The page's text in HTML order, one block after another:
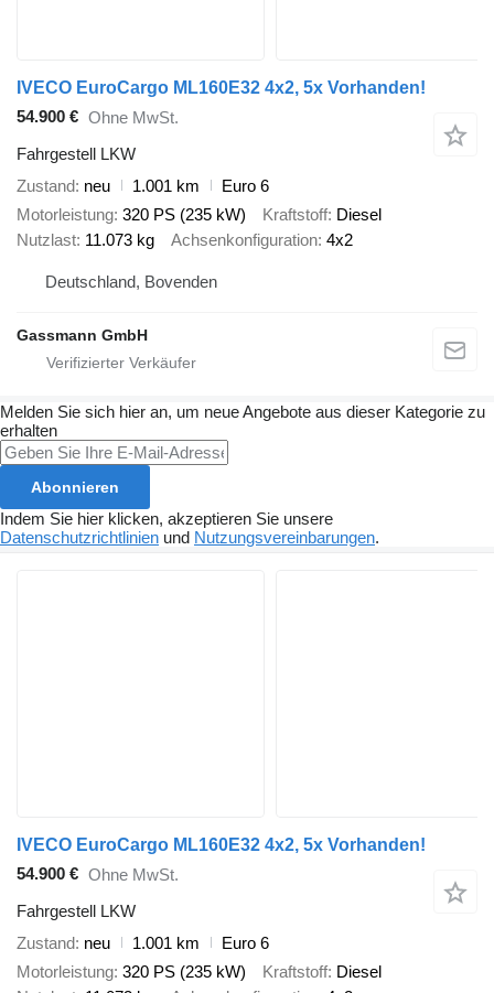
IVECO EuroCargo ML160E32 4x2, 5x Vorhanden!
54.900 € Ohne MwSt.
Fahrgestell LKW
Zustand neu 1.001 km
Euro 6
Motorleistung 320 PS (235 kW) Kraftstoff Diesel
Nutzlast 11.073 kg Achsenkonfiguration 4x2
Deutschland, Bovenden
Gassmann GmbH
Melden Sie sich hier an, um neue Angebote aus dieser Kategorie zu
erhalten
Abonnieren
Indem Sie hier klicken, akzeptieren Sie unsere
Datenschutzrichtlinien und Nutzungsvereinbarungen.
IVECO EuroCargo ML160E32 4x2, 5x Vorhanden!
54.900 € Ohne MwSt.
Fahrgestell LKW
Zustand neu 1.001 km
Euro 6
Motorleistung 320 PS (235 kW) Kraftstoff Diesel